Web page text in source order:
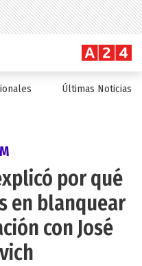
Últimas Noticias
por qué
en blanquear
con José